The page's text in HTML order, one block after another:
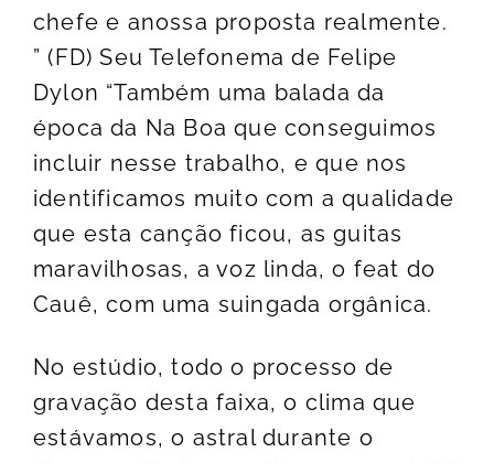
chefe e anossa proposta realmente.
” (FD) Seu Telefonema de Felipe
Dylon “Também uma balada da
época da Na Boa que conseguimos
incluir nesse trabalho, e que nos
identificamos muito com a qualidade
que esta canção ficou, as guitas
maravilhosas, a voz linda, o feat do
Cauê, com uma suingada orgânica.
No estúdio, todo o processo de
gravação desta faixa, o clima que
estávamos, o astral durante o